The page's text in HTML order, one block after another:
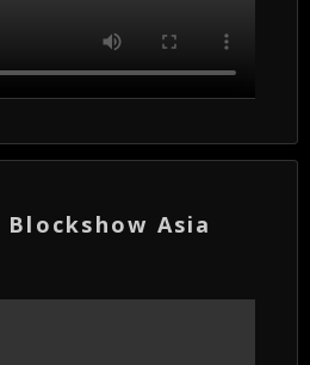
Blockshow Asia